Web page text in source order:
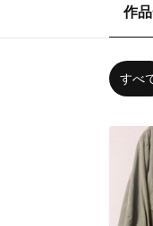
作
すべ